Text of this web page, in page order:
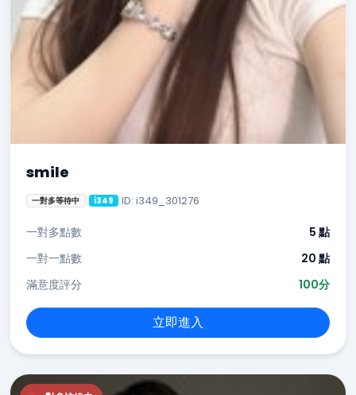
smile
一對多等待中 i349 ID: i349_301276
一對多點數
5 點
一對一點數
20 點
滿意度評分
100分
立即進入